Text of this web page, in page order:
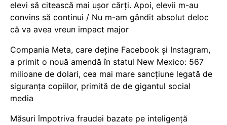
elevi să citească mai ușor cărți. Apoi, elevii m-au
convins să continui / Nu m-am gândit absolut deloc
că va avea vreun impact major
Compania Meta, care deține Facebook și Instagram,
a primit o nouă amendă în statul New Mexico: 567
milioane de dolari, cea mai mare sancțiune legată de
siguranța copiilor, primită de de gigantul social
media
Măsuri împotriva fraudei bazate pe inteligență